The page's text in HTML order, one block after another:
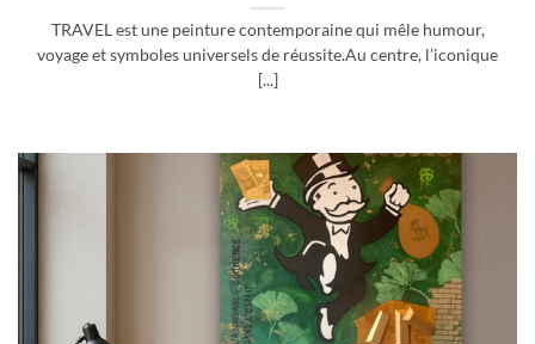
TRAVEL est une peinture contemporaine qui mêle humour,
voyage et symboles universels de réussite.Au centre, l’iconique
[...]